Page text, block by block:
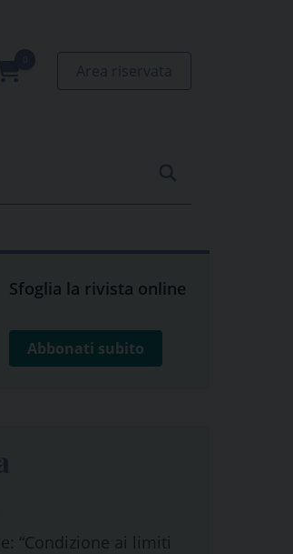
Sfoglia la rivista online
Abbonati subito
“Condizione ai limiti